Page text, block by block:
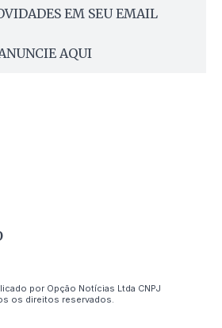
EM SEU EMAIL
AQUI
por Opção Notícias Ltda CNPJ
os direitos reservados.